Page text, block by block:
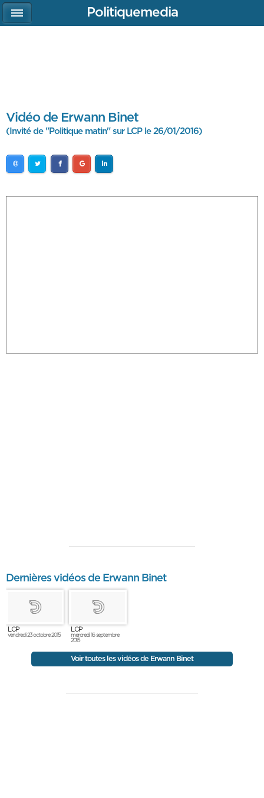
Vidéo de Erwann Binet
(Invité de "Politique matin" sur LCP le 26/01/2016)
Dernières vidéos de Erwann Binet
LCP
vendredi 23 octobre 2015
LCP
mercredi 16 septembre
2015
Voir toutes les vidéos de Erwann Binet
Politiquemedia